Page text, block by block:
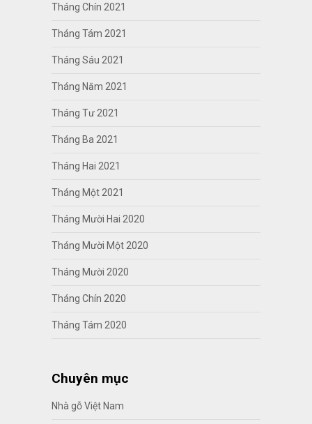
Tháng Chín 2021
Tháng Tám 2021
Tháng Sáu 2021
Tháng Năm 2021
Tháng Tư 2021
Tháng Ba 2021
Tháng Hai 2021
Tháng Một 2021
Tháng Mười Hai 2020
Tháng Mười Một 2020
Tháng Mười 2020
Tháng Chín 2020
Tháng Tám 2020
Chuyên mục
Nhà gỗ Việt Nam